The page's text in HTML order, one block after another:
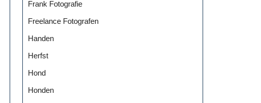
Frank Fotografie
Freelance Fotografen
Handen
Herfst
Hond
Honden